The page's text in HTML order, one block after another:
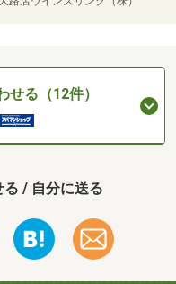
せる（12件）
る / 自分に送る